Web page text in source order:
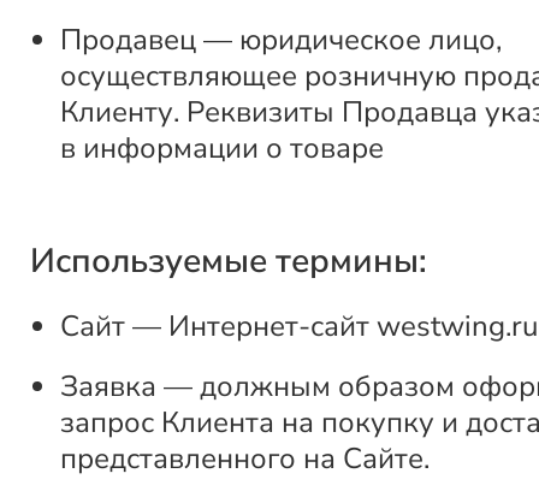
Продавец — юридическое лицо,
осуществляющее розничную
Клиенту. Реквизиты Продавца
в информации о товаре
Используемые термины:
Сайт — Интернет-сайт westwing.ru
Заявка — должным образом
запрос Клиента на покупку и
представленного на Сайте.